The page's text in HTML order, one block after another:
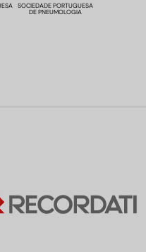
SOCIEDADE PORTUGUESA
DE PNEUMOLOGIA